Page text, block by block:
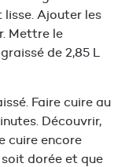
lisse. Ajouter les
Mettre le
de 2,85 L
Faire cuire au
Découvrir,
cuire encore
soit dorée et que